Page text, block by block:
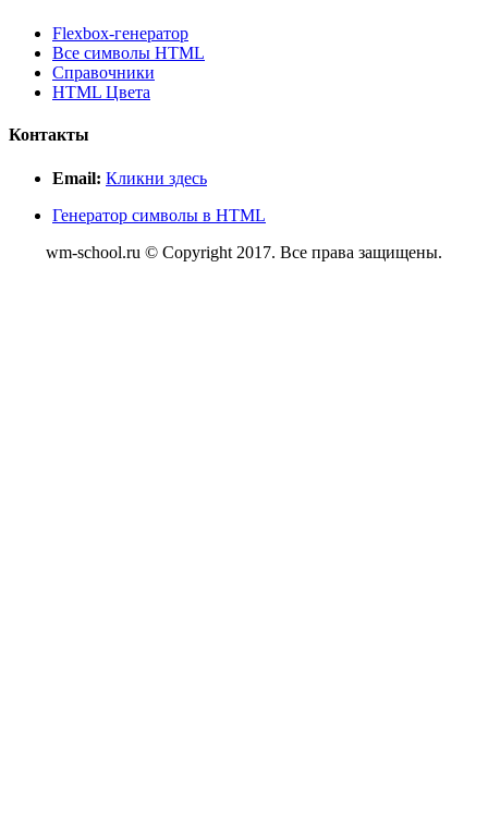
Flexbox-генератор
Все символы HTML
Справочники
HTML Цвета
Контакты
Email: Кликни здесь
Генератор символы в HTML
wm-school.ru © Copyright 2017. Все права защищены.